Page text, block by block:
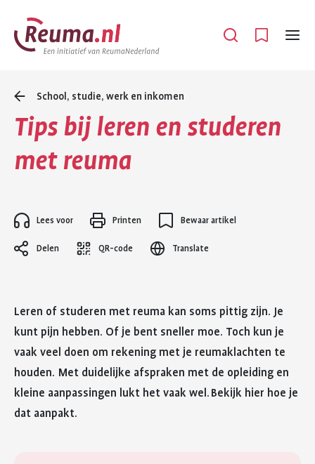
Spring
naar
hoofdinhoud
Spring
naar
footer
Open
Menu
School, studie, werk en inkomen
Tips bij leren en studeren
met reuma
Lees voor Printen Bewaar artikel
Delen QR-code Translate
Leren of studeren met reuma kan soms pittig zijn. Je
kunt pijn hebben. Of je bent sneller moe. Toch kun je
vaak veel doen om rekening met je reumaklachten te
houden. Met duidelijke afspraken met de opleiding en
kleine aanpassingen lukt het vaak wel. Bekijk hier hoe je
dat aanpakt.